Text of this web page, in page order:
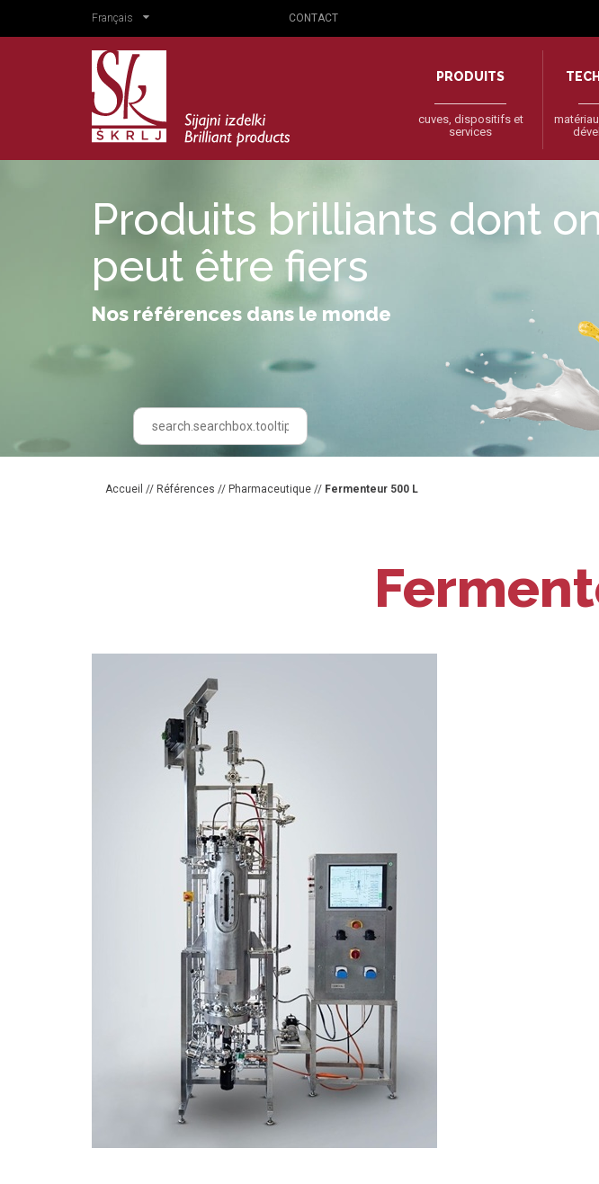
Français CONTACT
PRODUITS
cuves, dispositifs et
services
Produits brilliants dont
peut être fiers
Nos références dans le monde
Accueil // Références // Pharmaceutique // Fermenteur 500 L